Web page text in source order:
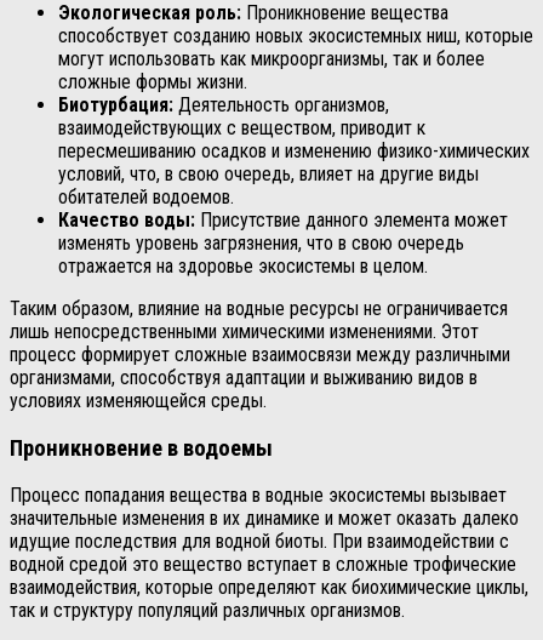
Экологическая роль: Проникновение вещества
способствует созданию новых экосистемных ниш, которые
могут использовать как микроорганизмы, так и более
сложные формы жизни.
Биотурбация: Деятельность организмов,
взаимодействующих с веществом, приводит к
пересмешиванию осадков и изменению физико-химических
условий, что, в свою очередь, влияет на другие виды
обитателей водоемов.
Качество воды: Присутствие данного элемента может
изменять уровень загрязнения, что в свою очередь
отражается на здоровье экосистемы в целом.
Таким образом, влияние на водные ресурсы не ограничивается
лишь непосредственными химическими изменениями. Этот
процесс формирует сложные взаимосвязи между различными
организмами, способствуя адаптации и выживанию видов в
условиях изменяющейся среды.
Проникновение в водоемы
Процесс попадания вещества в водные экосистемы вызывает
значительные изменения в их динамике и может оказать далеко
идущие последствия для водной биоты. При взаимодействии с
водной средой это вещество вступает в сложные трофические
взаимодействия, которые определяют как биохимические циклы,
так и структуру популяций различных организмов.